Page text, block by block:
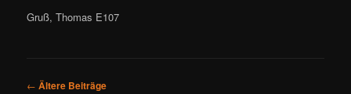
Gruß, Thomas E107
Beitrags-
← Ältere Beiträge